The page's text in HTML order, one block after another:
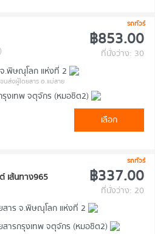
รถทัวร์
฿853.00
ที่นั่งว่าง: 30
.พิษณุโลก แห่งที่ 2
นส่งผู้โดยสาร อ.แม่สาย
งเทพ จตุจักร (หมอชิต2)
เลือก
รถทัวร์
เส้นทาง965
฿337.00
ที่นั่งว่าง: 20
สาร จ.พิษณุโลก แห่งที่ 2
ารกรุงเทพ จตุจักร (หมอชิต2)